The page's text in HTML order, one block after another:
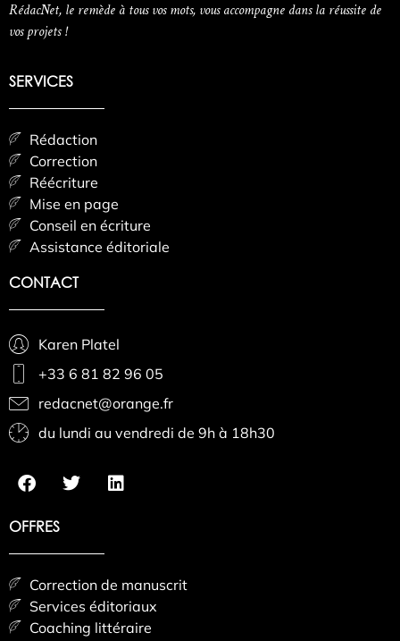
RédacNet, le remède à tous vos mots, vous accompagne dans la réussite de
vos projets !
SERVICES
Rédaction
Correction
Réécriture
Mise en page
Conseil en écriture
Assistance éditoriale
CONTACT
Karen Platel
+33 6 81 82 96 05
redacnet@orange.fr
du lundi au vendredi de 9h à 18h30
OFFRES
Correction de manuscrit
Services éditoriaux
Coaching littéraire